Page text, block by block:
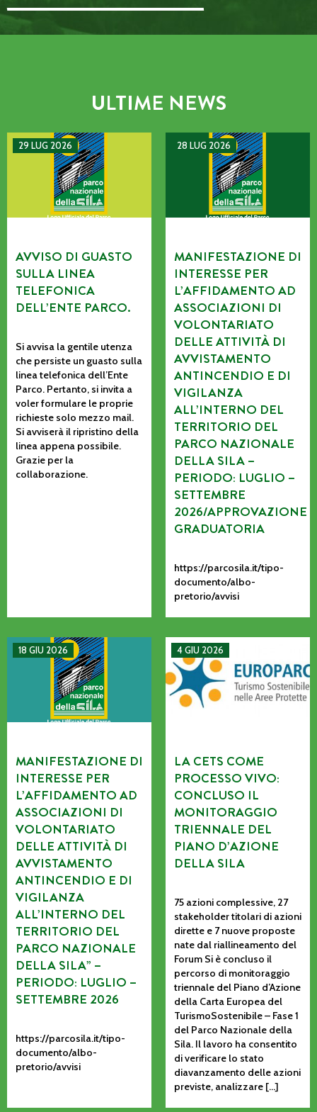
ULTIME NEWS
29 LUG 2026
AVVISO DI GUASTO SULLA LINEA TELEFONICA DELL’ENTE
AVVISO DI GUASTO
SULLA LINEA
TELEFONICA
DELL’ENTE PARCO.
Si avvisa la gentile utenza
che persiste un guasto sulla
linea telefonica dell’Ente
Parco. Pertanto, si invita a
voler formulare le proprie
richieste solo mezzo mail.
Si avviserà il ripristino della
linea appena possibile.
Grazie per la
collaborazione.
28 LUG 2026
MANIFESTAZIONE DI
MANIFESTAZIONE DI
INTERESSE PER
L’AFFIDAMENTO AD
ASSOCIAZIONI DI
VOLONTARIATO
DELLE ATTIVITÀ DI
AVVISTAMENTO
ANTINCENDIO E DI
VIGILANZA
ALL’INTERNO DEL
TERRITORIO DEL
PARCO NAZIONALE
DELLA SILA –
PERIODO: LUGLIO –
SETTEMBRE
2026/APPROVAZIONE
GRADUATORIA
https://parcosila.it/tipo-
documento/albo-
pretorio/avvisi
18 GIU 2026
MANIFESTAZIONE DI INTERESSE PER L’AFFIDAMENTO
MANIFESTAZIONE DI
INTERESSE PER
L’AFFIDAMENTO AD
ASSOCIAZIONI DI
VOLONTARIATO
DELLE ATTIVITÀ DI
AVVISTAMENTO
ANTINCENDIO E DI
VIGILANZA
ALL’INTERNO DEL
TERRITORIO DEL
PARCO NAZIONALE
DELLA SILA” –
PERIODO: LUGLIO –
SETTEMBRE 2026
https://parcosila.it/tipo-
documento/albo-
pretorio/avvisi
4 GIU 2026
La CETS come processo
LA CETS COME
PROCESSO VIVO:
CONCLUSO IL
MONITORAGGIO
TRIENNALE DEL
PIANO D’AZIONE
DELLA SILA
75 azioni complessive, 27
stakeholder titolari di azioni
dirette e 7 nuove proposte
nate dal riallineamento del
Forum Si è concluso il
percorso di monitoraggio
triennale del Piano d’Azione
della Carta Europea del
TurismoSostenibile – Fase 1
del Parco Nazionale della
Sila. Il lavoro ha consentito
di verificare lo stato
diavanzamento delle azioni
previste, analizzare […]